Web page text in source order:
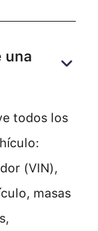
una
todos los
(VIN),
masas